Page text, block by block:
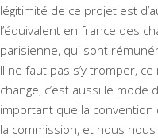
légitimité de ce projet est
l’équivalent en france des
parisienne, qui sont
Il ne faut pas s’y tromper,
change, c’est aussi le mode
important que la
la commission, et nous